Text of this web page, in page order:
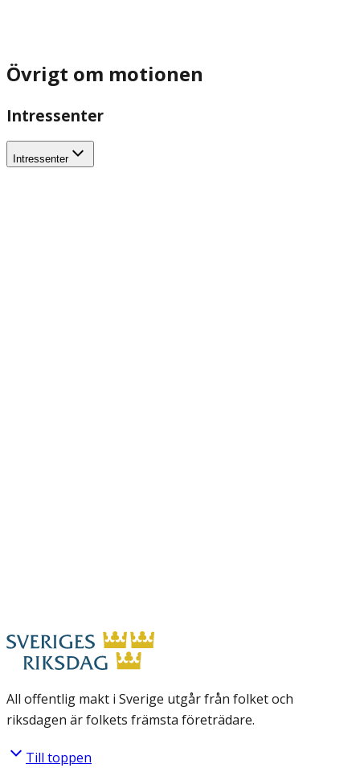
Övrigt om motionen
Intressenter
Intressenter
All offentlig makt i Sverige utgår från folket och
riksdagen är folkets främsta företrädare.
Till toppen